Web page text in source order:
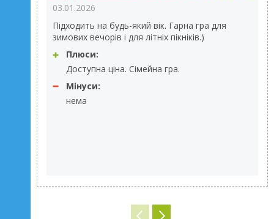
03.01.2026
Підходить на будь-який вік. Гарна гра для
зимових вечорів і для літніх пікніків.)
Плюси:
Доступна ціна. Сімейна гра.
Мінуси:
нема